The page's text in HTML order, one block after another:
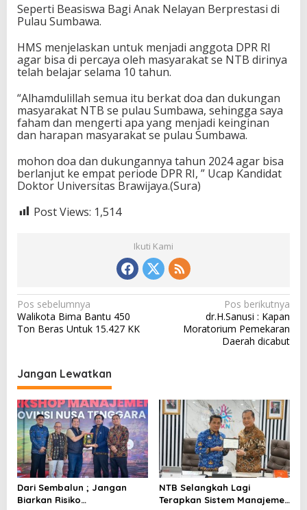
Seperti Beasiswa Bagi Anak Nelayan Berprestasi di
Pulau Sumbawa.
HMS menjelaskan untuk menjadi anggota DPR RI
agar bisa di percaya oleh masyarakat se NTB dirinya
telah belajar selama 10 tahun.
“Alhamdulillah semua itu berkat doa dan dukungan
masyarakat NTB se pulau Sumbawa, sehingga saya
faham dan mengerti apa yang menjadi keinginan
dan harapan masyarakat se pulau Sumbawa.
mohon doa dan dukungannya tahun 2024 agar bisa
berlanjut ke empat periode DPR RI, ” Ucap Kandidat
Doktor Universitas Brawijaya.(Sura)
Post Views: 1,514
Ikuti Kami
N
a
g
a
s
i
p
o
s
Pos sebelumnya
Walikota Bima Bantu 450
Ton Beras Untuk 15.427 KK
Pos berikutnya
dr.H.Sanusi : Kapan
Moratorium Pemekaran
Daerah dicabut
Jangan Lewatkan
Dari Sembalun ; Jangan
Biarkan Risiko
NTB Selangkah Lagi
Terapkan Sistem Manajemen